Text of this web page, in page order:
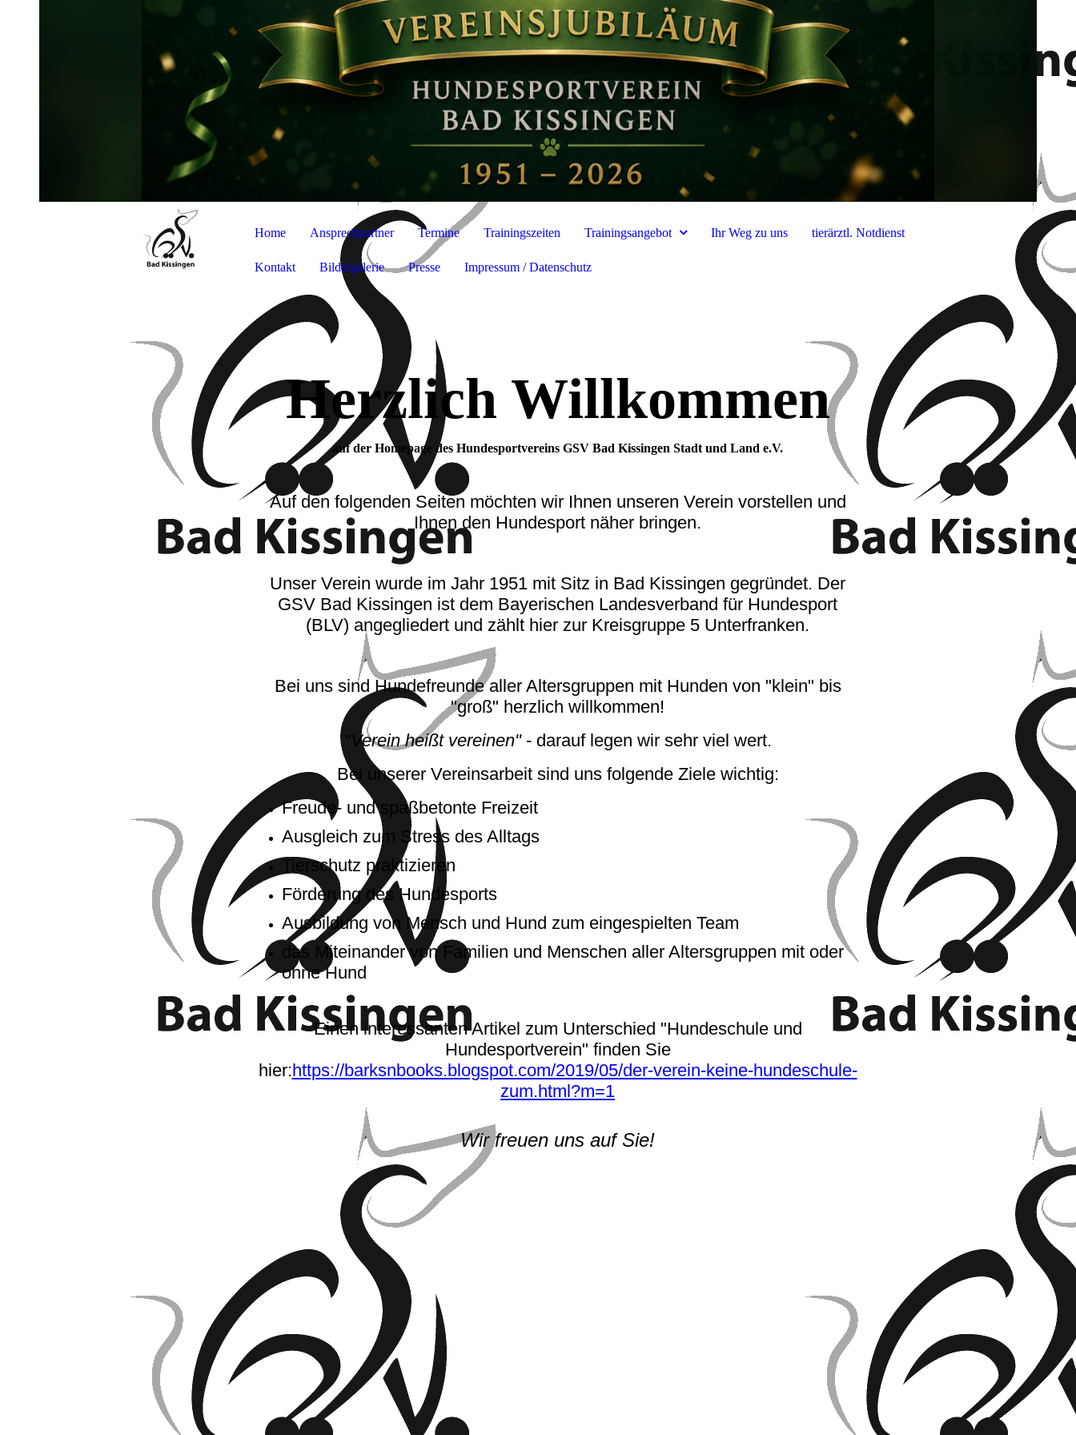
Home Ansprechpartner Termine Trainingszeiten Trainingsangebot Ihr Weg zu uns tierärztl. Notdienst
Kontakt Bildergalerie Presse Impressum / Datenschutz
Herzlich Willkommen
auf der Homepage des Hundesportvereins GSV Bad Kissingen Stadt und Land e.V.
Auf den folgenden Seiten möchten wir Ihnen unseren Verein vorstellen und
Ihnen den Hundesport näher bringen.
Unser Verein wurde im Jahr 1951 mit Sitz in Bad Kissingen gegründet. Der
GSV Bad Kissingen ist dem Bayerischen Landesverband für Hundesport
(BLV) angegliedert und zählt hier zur Kreisgruppe 5 Unterfranken.
Bei uns sind Hundefreunde aller Altersgruppen mit Hunden von "klein" bis
"groß" herzlich willkommen!
"Verein heißt vereinen"- darauf legen wir sehr viel wert.
Bei unserer Vereinsarbeit sind uns folgende Ziele wichtig:
Freude- und spaßbetonte Freizeit
Ausgleich zum Stress des Alltags
Tierschutz praktizieren
Förderung des Hundesports
Ausbildung von Mensch und Hund zum eingespielten Team
das Miteinander von Familien und Menschen aller Altersgruppen mit oder
ohne Hund
Einen interessanten Artikel zum Unterschied "Hundeschule und
Hundesportverein" finden Sie
hier:https://barksnbooks.blogspot.com/2019/05/der-verein-keine-hundeschule-
zum.html?m=1
Wir freuen uns auf Sie!